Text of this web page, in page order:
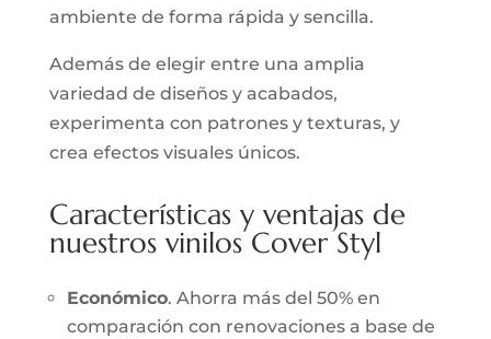
ambiente de forma rápida y sencilla.
Además de elegir entre una amplia
variedad de diseños y acabados,
experimenta con patrones y texturas, y
crea efectos visuales únicos.
Características y ventajas de
nuestros vinilos Cover Styl
Económico. Ahorra más del 50% en
comparación con renovaciones a base de